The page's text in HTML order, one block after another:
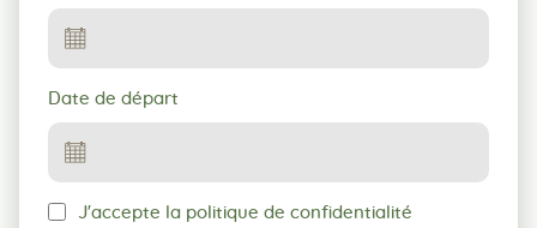
Date de départ
J'accepte la politique de confidentialité